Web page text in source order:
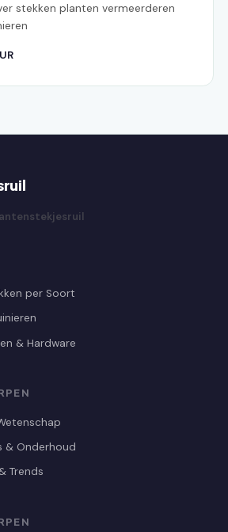
stekken planten vermeerderen
per Soort
& Hardware
& Onderhoud
Trends